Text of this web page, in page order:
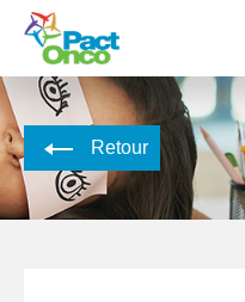
Skip
to
main
content
Retour